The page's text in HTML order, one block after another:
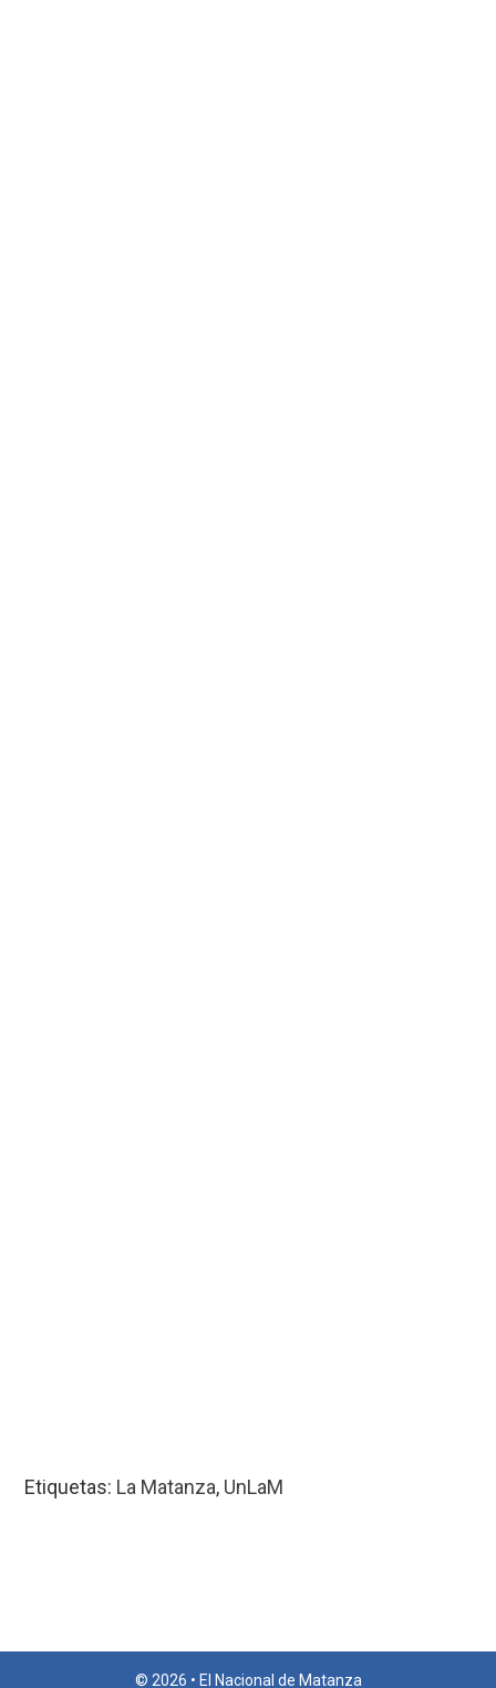
Etiquetas: La Matanza, UnLaM
© 2026 • El Nacional de Matanza